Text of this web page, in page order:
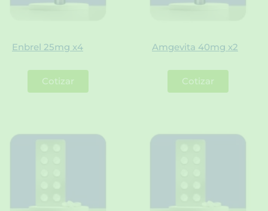
Enbrel 25mg x4
Cotizar
Amgevita 40mg x2
Cotizar